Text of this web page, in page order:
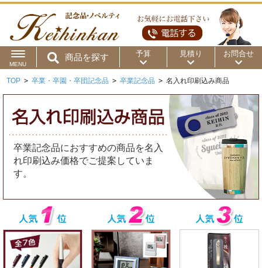
MENU
商品を探す 予算
用途から
商品カテゴリ
価格帯から
～50円 ～100円 ～200円
～300円 ～500円 ～1,000円
～2,000円 ～5,000円 ～10,000円
～30,000円
～50,000円 50,001円～
見積り お問合せ
TOP > 卒業・卒園・卒団記念品 > 卒業記念品 > 名入れ印刷込み商品
卒業記念品におすすめの商品を名入
れ印刷込み価格でご提案していま
す。